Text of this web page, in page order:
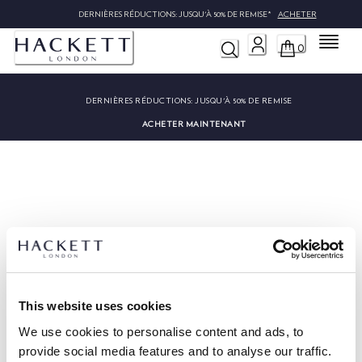
This website uses cookies
We use cookies to personalise content and ads, to
provide social media features and to analyse our traffic.
DERNIÈRES RÉDUCTIONS: JUSQU'À 50% DE REMISE* ACHETER
0 Menu
DERNIÈRES RÉDUCTIONS: JUSQU'À 50% DE REMISE
ACHETER MAINTENANT
Désolé, nous n'avons pas trouvé
""